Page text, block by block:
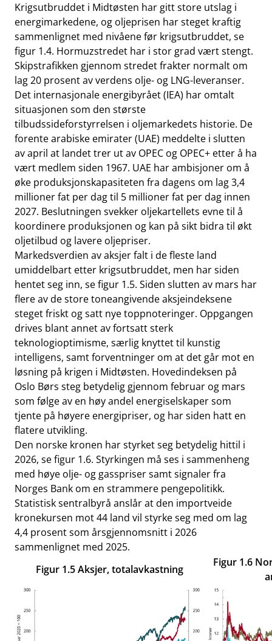
Krigsutbruddet i Midtøsten har gitt store utslag i
energimarkedene, og oljeprisen har steget kraftig
sammenlignet med nivåene før krigsutbruddet, se
figur 1.4. Hormuzstredet har i stor grad vært stengt.
Skipstrafikken gjennom stredet frakter normalt om
lag 20 prosent av verdens olje- og LNG-leveranser.
Det internasjonale energibyrået (IEA) har omtalt
situasjonen som den største
tilbudssideforstyrrelsen i oljemarkedets historie. De
forente arabiske emirater (UAE) meddelte i slutten
av april at landet trer ut av OPEC og OPEC+ etter å ha
vært medlem siden 1967. UAE har ambisjoner om å
øke produksjonskapasiteten fra dagens om lag 3,4
millioner fat per dag til 5 millioner fat per dag innen
2027. Beslutningen svekker oljekartellets evne til å
koordinere produksjonen og kan på sikt bidra til økt
oljetilbud og lavere oljepriser.
Markedsverdien av aksjer falt i de fleste land
umiddelbart etter krigsutbruddet, men har siden
hentet seg inn, se figur 1.5. Siden slutten av mars har
flere av de store toneangivende aksjeindeksene
steget friskt og satt nye toppnoteringer. Oppgangen
drives blant annet av fortsatt sterk
teknologioptimisme, særlig knyttet til kunstig
intelligens, samt forventninger om at det går mot en
løsning på krigen i Midtøsten. Hovedindeksen på
Oslo Børs steg betydelig gjennom februar og mars
som følge av en høy andel energiselskaper som
tjente på høyere energipriser, og har siden hatt en
flatere utvikling.
Den norske kronen har styrket seg betydelig hittil i
2026, se figur 1.6. Styrkingen må ses i sammenheng
med høye olje- og gasspriser samt signaler fra
Norges Bank om en strammere pengepolitikk.
Statistisk sentralbyrå anslår at den importveide
kronekursen mot 44 land vil styrke seg med om lag
4,4 prosent som årsgjennomsnitt i 2026
sammenlignet med 2025.
Figur 1.5 Aksjer, totalavkastning
Figur 1.6